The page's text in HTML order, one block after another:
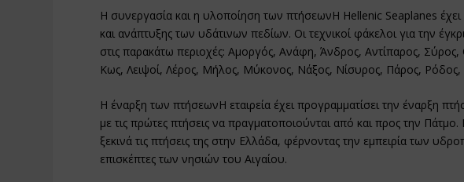
Η συνεργασία και η υλοποίηση των πτήσεωνΗ Hellenic Seaplanes έχει
και ανάπτυξης των υδάτινων πεδίων. Οι τεχνικοί φάκελοι για την
στις παρακάτω περιοχές: Αμοργός, Ανάφη, Άνδρος, Αντίπαρος,
Κως, Λειψοί, Λέρος, Μήλος, Μύκονος, Νάξος, Νίσυρος, Πάρος, Ρόδος,
Η έναρξη των πτήσεωνΗ εταιρεία έχει προγραμματίσει την έναρξη
με τις πρώτες πτήσεις να πραγματοποιούνται από και προς την
ξεκινά τις πτήσεις της στην Ελλάδα, φέρνοντας την εμπειρία των
επισκέπτες των νησιών του Αιγαίου.